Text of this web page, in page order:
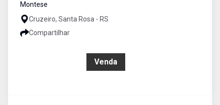
Montese
Cruzeiro, Santa Rosa - RS
Compartilhar
Venda